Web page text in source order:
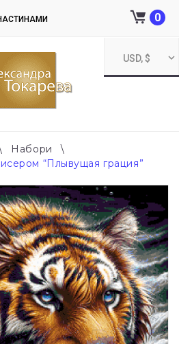
USD, $
0
Набори
\
“Плывущая грация”